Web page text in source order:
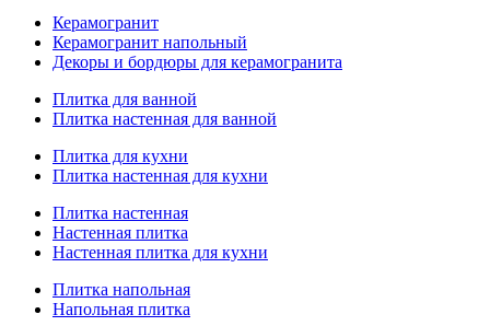
Керамогранит
Керамогранит напольный
Декоры и бордюры для керамогранита
Плитка для ванной
Плитка настенная для ванной
Плитка для кухни
Плитка настенная для кухни
Плитка настенная
Настенная плитка
Настенная плитка для кухни
Плитка напольная
Напольная плитка